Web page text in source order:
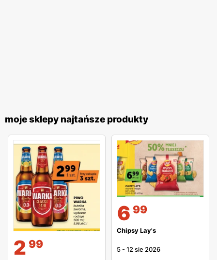
moje sklepy najtańsze produkty
2 99
6 99
Chipsy Lay's
5 -12 sie 2026